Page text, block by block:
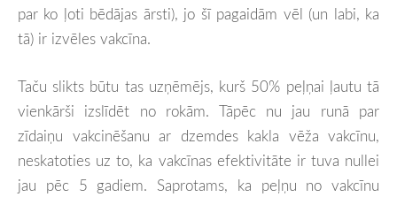
par ko ļoti bēdājas ārsti), jo šī pagaidām vēl (un labi, ka
tā) ir izvēles vakcīna.
Taču slikts būtu tas uzņēmējs, kurš 50% peļņai ļautu tā
vienkārši izslīdēt no rokām. Tāpēc nu jau runā par
zīdaiņu vakcinēšanu ar dzemdes kakla vēža vakcīnu,
neskatoties uz to, ka vakcīnas efektivitāte ir tuva nullei
jau pēc 5 gadiem. Saprotams, ka peļņu no vakcīnu